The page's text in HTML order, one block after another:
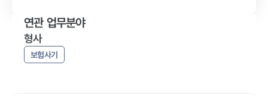
연관 업무분야
형사
보험사기